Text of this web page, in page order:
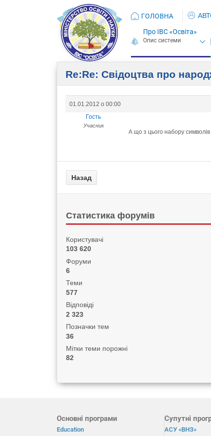
ГОЛОВНА
Про ІВС «Освіта»
Re:Re: Свідоцтва про
01.01.2012 о 00:00
Гость
Учасник
А що з цього набору
Статистика форумів
Користувачі
103 620
Форуми
6
Теми
577
Відповіді
2 323
Позначки тем
36
Мітки теми порожні
82
Основні програми
Education
Супутні
АСУ «ВНЗ»